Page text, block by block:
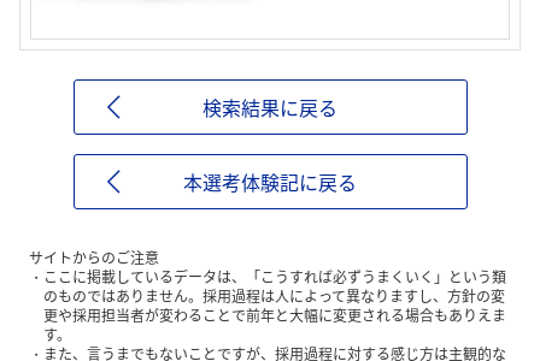
検索結果に戻る
本選考体験記に戻る
サイトからのご注意
ここに掲載しているデータは、「こうすれば必ずうまくいく」という類
のものではありません。採用過程は人によって異なりますし、方針の変
更や採用担当者が変わることで前年と大幅に変更される場合もありえま
す。
また、言うまでもないことですが、採用過程に対する感じ方は主観的な